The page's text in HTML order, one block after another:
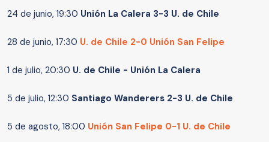
24 de junio, 19:30 Unión La Calera 3-3 U. de Chile
28 de junio, 17:30 U. de Chile 2-0 Unión San Felipe
1 de julio, 20:30 U. de Chile - Unión La Calera
5 de julio, 12:30 Santiago Wanderers 2-3 U. de Chile
5 de agosto, 18:00 Unión San Felipe 0-1 U. de Chile